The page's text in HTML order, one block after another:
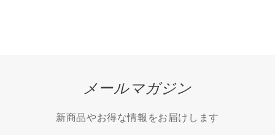
メールマガジン
新商品やお得な情報をお届けします